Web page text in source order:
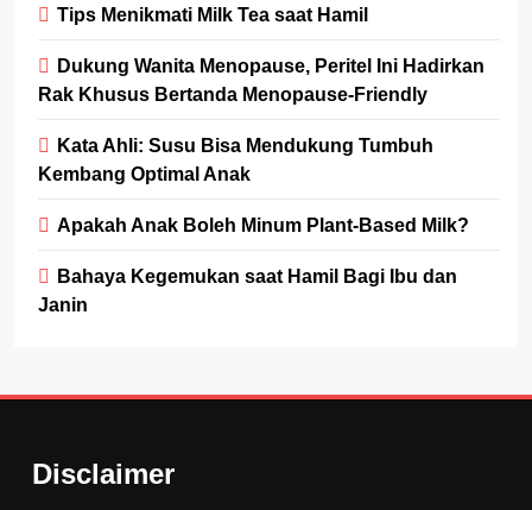
Tips Menikmati Milk Tea saat Hamil
Dukung Wanita Menopause, Peritel Ini Hadirkan
Rak Khusus Bertanda Menopause-Friendly
Kata Ahli: Susu Bisa Mendukung Tumbuh
Kembang Optimal Anak
Apakah Anak Boleh Minum Plant-Based Milk?
Bahaya Kegemukan saat Hamil Bagi Ibu dan
Janin
Disclaimer